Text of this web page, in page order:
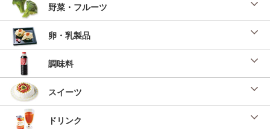
野菜・フルーツ
卵・乳製品
調味料
スイーツ
ドリンク